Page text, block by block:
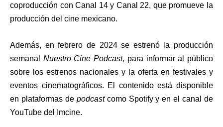
coproducción con Canal 14 y Canal 22, que promueve la
producción del cine mexicano.
Además, en febrero de 2024 se estrenó la producción
semanal Nuestro Cine Podcast, para informar al público
sobre los estrenos nacionales y la oferta en festivales y
eventos cinematográficos. El contenido está disponible
en plataformas de podcastcomo Spotify y en el canal de
YouTube del Imcine.